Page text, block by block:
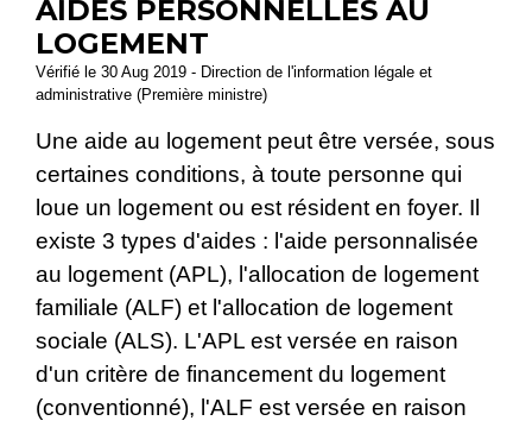
AIDES PERSONNELLES AU
LOGEMENT
Vérifié le 30 Aug 2019 - Direction de l'information légale et
administrative (Première ministre)
Une aide au logement peut être versée, sous
certaines conditions, à toute personne qui
loue un logement ou est résident en foyer. Il
existe 3 types d'aides : l'aide personnalisée
au logement (APL), l'allocation de logement
familiale (ALF) et l'allocation de logement
sociale (ALS). L'APL est versée en raison
d'un critère de financement du logement
(conventionné), l'ALF est versée en raison